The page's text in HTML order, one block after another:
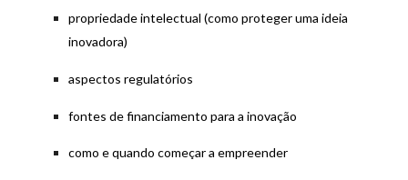
propriedade intelectual (como proteger uma ideia
inovadora)
aspectos regulatórios
fontes de financiamento para a inovação
como e quando começar a empreender